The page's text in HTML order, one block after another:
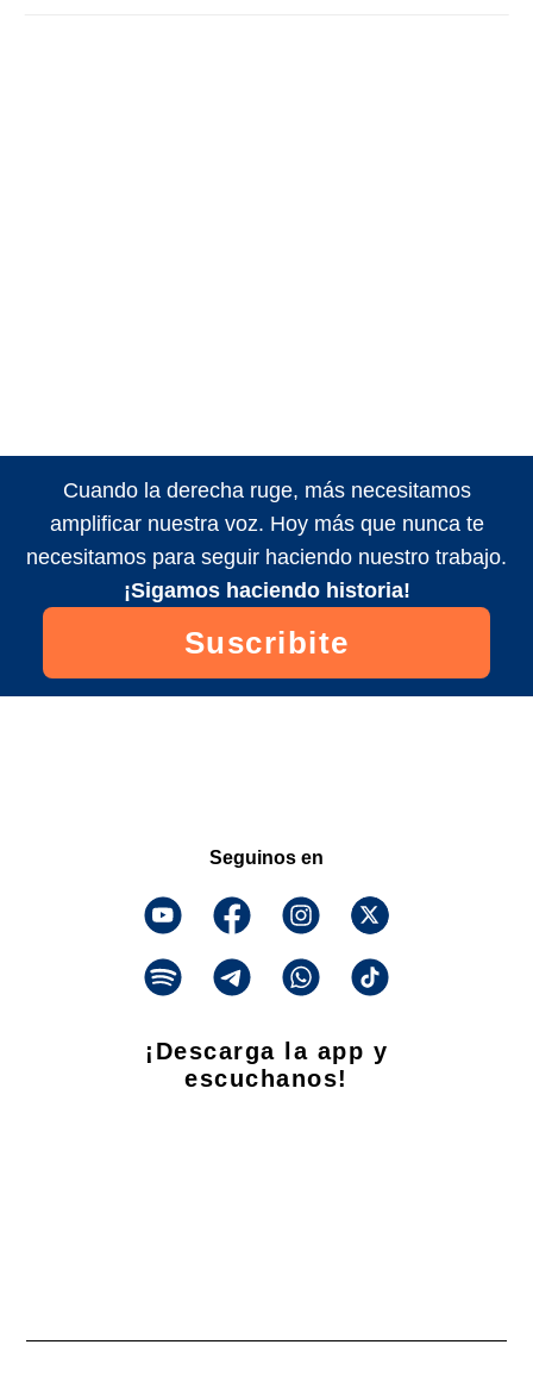
Cuando la derecha ruge, más necesitamos
amplificar nuestra voz. Hoy más que nunca te
necesitamos para seguir haciendo nuestro trabajo.
¡Sigamos haciendo historia!
Suscribite
Seguinos en
¡Descarga la app y
escuchanos!